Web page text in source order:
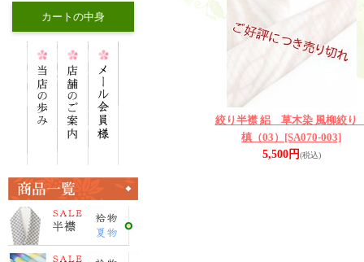
カートの中身
絞り半襟 絽 草木染 風柳絞
槙（03） [SA070-003]
5,500円(税込)